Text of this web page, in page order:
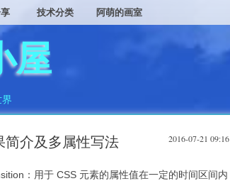
技术分类 阿萌的画室
屋
2016-07-21 09:16
简介及多属性写法
：用于 CSS 元素的属性值在一定的时间区间内